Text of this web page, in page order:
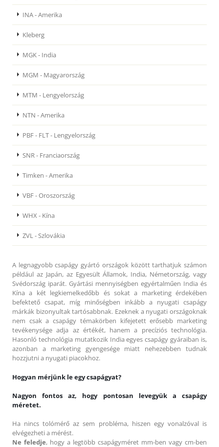
INA - Amerika
Kleberg
MGK - India
MGM - Magyarország
MTM - Lengyelország
NTN - Amerika
PBF - FLT - Lengyelország
SNR - Franciaország
Timken - Amerika
VBF - Oroszország
WHX - Kína
ZVL - Szlovákia
A legnagyobb csapágy gyártó országok között tarthatjuk számon
például az Japán, az Egyesült Államok, India, Németország, vagy
Svédország iparát. Gyártási mennyiségben egyértalműen India és
Kína a két legkiemelkedőbb és sokat a marketing érdekében
befektető csapat, míg minőségben inkább a nyugati csapágy
márkák bizonyultak tartósabbnak. Ezeknek a nyugati országoknak
nem csak a csapágy témakörben kifejetett erősebb marketing
tevékenysége adja az értékét, hanem a precíziós technológia.
Hasonló technológia mutatkozik India egyes csapágy gyáraiban is,
azonban a marketing gyengesége miatt nehezebben tudnak
hozzjutni a nyugati piacokhoz.
Hogyan mérjünk le egy csapágyat?
Nagyon fontos az, hogy pontosan levegyük a csapágy
méretet.
Ha nincs tolómérő az sem probléma, hiszen egy vonalzóval is
elvégezheti a mérést.
Ne feledje, hogy a legtöbb csapágyméret mm-ben vagy cm-ben